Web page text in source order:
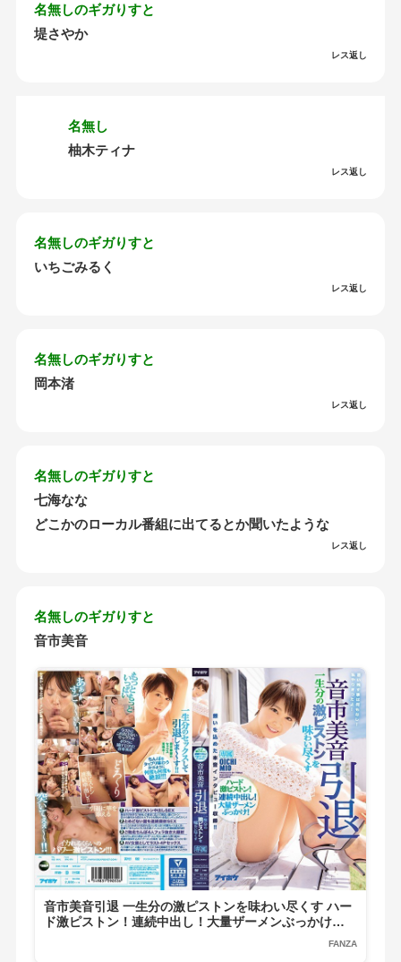
名無しのギガりすと
堤さやか
レス返し
名無し
柚木ティナ
レス返し
名無しのギガりすと
いちごみるく
レス返し
名無しのギガりすと
岡本渚
レス返し
名無しのギガりすと
七海なな
どこかのローカル番組に出てるとか聞いたような
レス返し
名無しのギガりすと
音市美音
音市美音引退 一生分の激ピストンを味わい尽くす ハー
ド激ピストン！連続中出し！大量ザーメンぶっかけ！
FANZA